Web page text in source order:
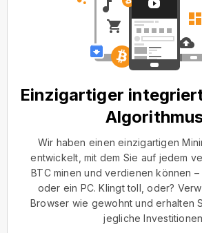
Einzigartiger
Wir haben einen einzigartigen
entwickelt, mit dem Sie auf jedem
BTC minen und verdienen können
oder ein PC. Klingt toll, oder?
Browser wie gewohnt und erhalten
jegliche